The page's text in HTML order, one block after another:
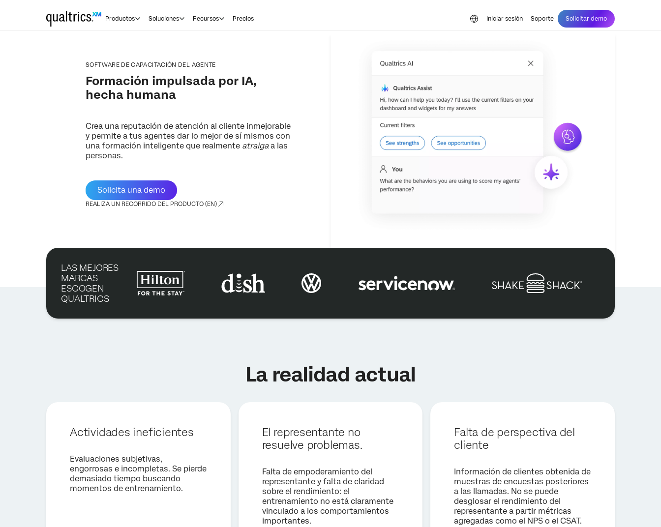
Productos Soluciones Recursos Precios Iniciar sesión Soporte Solicitar demo
SOFTWARE DE CAPACITACIÓN DEL AGENTE
Formación impulsada por IA,
hecha humana
Crea una reputación de atención al cliente inmejorable
y permite a tus agentes dar lo mejor de sí mismos con
una formación inteligente que realmente atraigaa las
personas.
Solicita una demo
REALIZA UN RECORRIDO DEL PRODUCTO (EN)
Apellido*
Al proporcionar esta información, autorizas que podremos procesar tus
datos personales de acuerdo con nuestra política de privacidad
Enviar
LAS MEJORES
MARCAS
ESCOGEN
QUALTRICS
La realidad actual
Actividades ineficientes
Evaluaciones subjetivas,
engorrosas e incompletas. Se pierde
demasiado tiempo buscando
momentos de entrenamiento.
El representante no
resuelve problemas.
Falta de empoderamiento del
representante y falta de claridad
sobre el rendimiento: el
entrenamiento no está claramente
vinculado a los comportamientos
importantes.
Falta de perspectiva del
cliente
Información de clientes obtenida de
muestras de encuestas posteriores
a las llamadas. No se puede
desglosar el rendimiento del
representante a partir métricas
agregadas como el NPS o el CSAT.